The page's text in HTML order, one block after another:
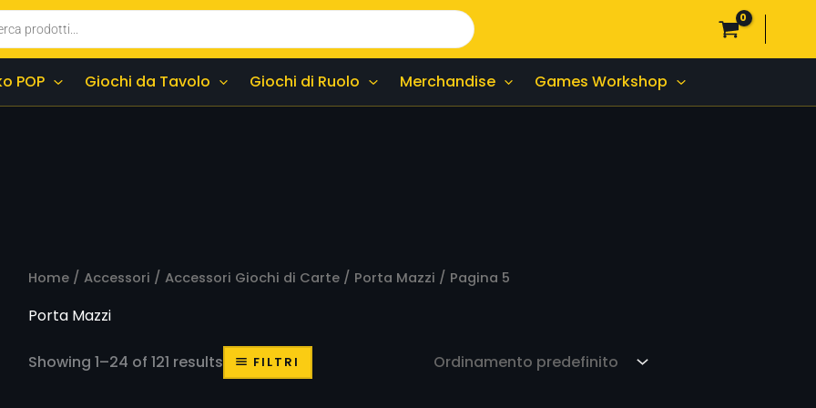
POP Giochi da Tavolo Giochi di Ruolo Merchandise Games Workshop
Home/ Accessori / Accessori Giochi di Carte/ Porta Mazzi / Pagina 5
Porta Mazzi
Showing 1–24 of 121 results FILTRI